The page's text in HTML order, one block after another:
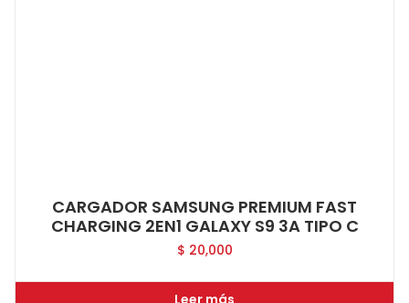
CARGADOR SAMSUNG PREMIUM FAST
CHARGING 2EN1 GALAXY S9 3A TIPO C
$ 20,000